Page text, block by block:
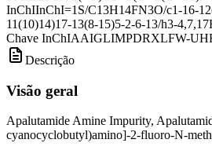
InChIInChI=1S/C13H14FN3O/c1-16-
11(10)14)17-13(8-15)5-2-6-13/h3-
Chave InChIAAIGLIMPDRXLFW-
Descrição
Visão geral
Apalutamide Amine Impurity,
cyanocyclobutyl)amino]-2-fluoro-N-